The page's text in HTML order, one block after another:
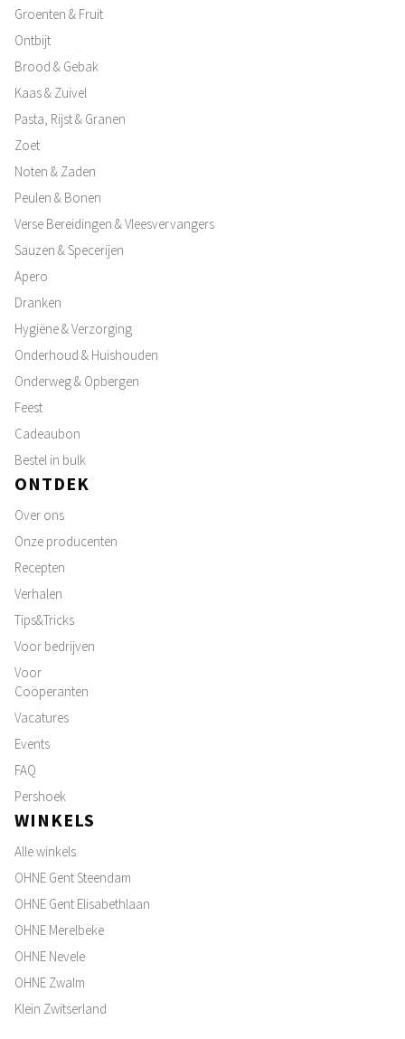
Groenten & Fruit
Ontbijt
Brood & Gebak
Kaas & Zuivel
Pasta, Rijst & Granen
Zoet
Noten & Zaden
Peulen & Bonen
Verse Bereidingen & Vleesvervangers
Sauzen & Specerijen
Apero
Dranken
Hygiëne & Verzorging
Onderhoud & Huishouden
Onderweg & Opbergen
Feest
Cadeaubon
Bestel in bulk
ONTDEK
Over ons
Onze producenten
Recepten
Verhalen
Tips&Tricks
Voor bedrijven
Voor
Coöperanten
Vacatures
Events
FAQ
Pershoek
WINKELS
Alle winkels
OHNE Gent Steendam
OHNE Gent Elisabethlaan
OHNE Merelbeke
OHNE Nevele
OHNE Zwalm
Klein Zwitserland